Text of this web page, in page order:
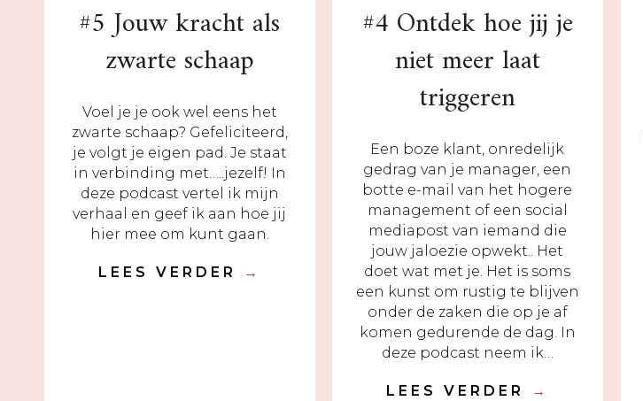
#5 Jouw kracht als
zwarte schaap
Voel je je ook wel eens het
zwarte schaap? Gefeliciteerd,
je volgt je eigen pad. Je staat
in verbinding met…..jezelf! In
deze podcast vertel ik mijn
verhaal en geef ik aan hoe jij
hier mee om kunt gaan.
LEES VERDER →
#4 Ontdek hoe jij je
niet meer laat
triggeren
Een boze klant, onredelijk
gedrag van je manager, een
botte e-mail van het hogere
management of een social
mediapost van iemand die
jouw jaloezie opwekt.. Het
doet wat met je. Het is soms
een kunst om rustig te blijven
onder de zaken die op je af
komen gedurende de dag. In
deze podcast neem ik…
LEES VERDER →